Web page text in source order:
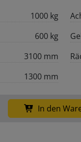
1000 kg
600 kg
3100 mm
1300 mm
In den